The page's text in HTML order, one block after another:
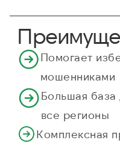
Помогает
мошенниками
Большая
все регионы
Комплексная